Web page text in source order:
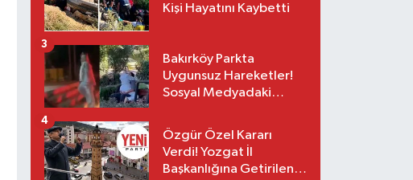
Kişi Hayatını Kaybetti
Bakırköy Parkta
Uygunsuz Hareketler!
Sosyal Medyadaki
Gözaltı
3
Özgür Özel Kararı
Verdi! Yozgat İl
Başkanlığına Getirilen
4